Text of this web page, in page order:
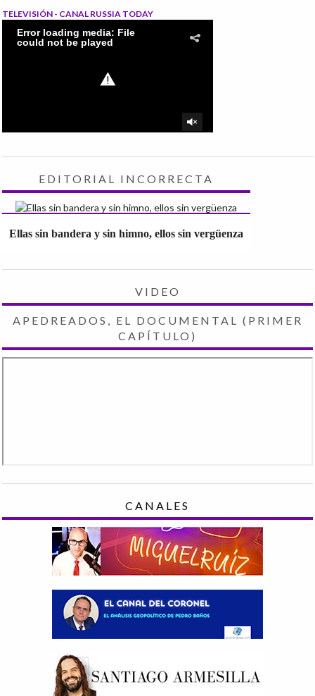
TELEVISIÓN - CANAL RUSSIA TODAY
EDITORIAL INCORRECTA
Ellas sin bandera y sin himno, ellos sin vergüenza
VIDEO
APEDREADOS, EL DOCUMENTAL (PRIMER
CAPÍTULO)
CANALES